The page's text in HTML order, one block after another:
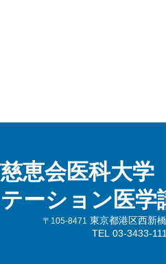
恵会医科大学
ーション医学
〒105-8471
東京都港区西新
TEL 03-3433-